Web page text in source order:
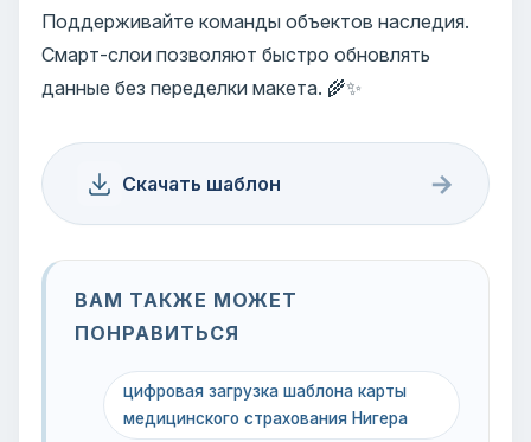
Поддерживайте команды объектов наследия.
Смарт-слои позволяют быстро обновлять
данные без переделки макета. 🌾✨
Скачать шаблон →
ВАМ ТАКЖЕ МОЖЕТ
ПОНРАВИТЬСЯ
цифровая загрузка шаблона карты
медицинского страхования Нигера